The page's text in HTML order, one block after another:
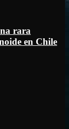
rara
en Chile